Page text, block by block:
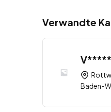
Verwandte
Baden-